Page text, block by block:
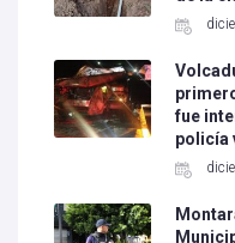
fue
policía